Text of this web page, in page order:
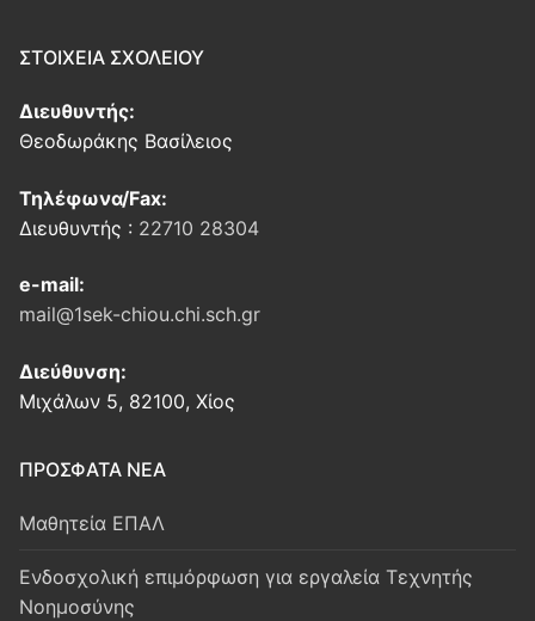
ΣΤΟΙΧΕΙΑ ΣΧΟΛΕΙΟΥ
Διευθυντής:
Θεοδωράκης Βασίλειος
Τηλέφωνα/Fax:
Διευθυντής : 22710 28304
e-mail:
mail@1sek-chiou.chi.sch.gr
Διεύθυνση:
Μιχάλων 5, 82100, Χίος
ΠΡΟΣΦΑΤΑ ΝΕΑ
Μαθητεία ΕΠΑΛ
Ενδοσχολική επιμόρφωση για εργαλεία Τεχνητής
Νοημοσύνης